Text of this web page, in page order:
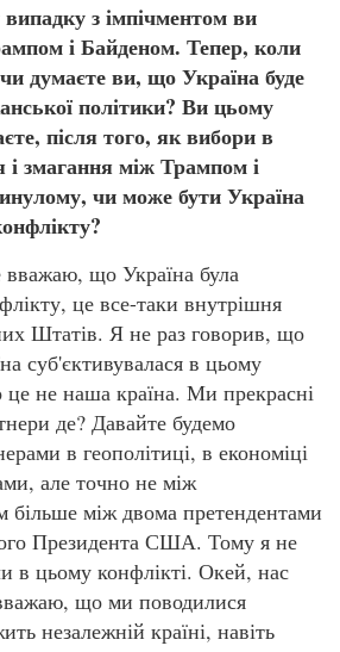
з імпічментом ви
і Байденом. Тепер, коли
думаєте ви, що Україна буде
політики? Ви цьому
після того, як вибори в
і змагання між Трампом і
чи може бути Україна
що Україна була
це все-таки внутрішня
Штатів. Я не раз говорив, що
суб'єктивувалася в цьому
не наша країна. Ми прекрасні
де? Давайте будемо
в геополітиці, в економіці
але точно не між
більше між двома претендентами
Президента США. Тому я не
в цьому конфлікті. Окей, нас
що ми поводилися
незалежній країні, навіть